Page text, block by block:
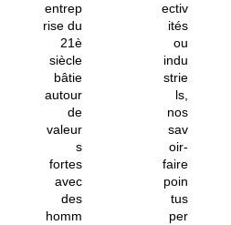
entrep
rise du
21è
siècle
bâtie
autour
de
valeur
s
fortes
avec
des
homm
ectiv
ités
ou
indu
strie
ls,
nos
sav
oir-
faire
poin
tus
per